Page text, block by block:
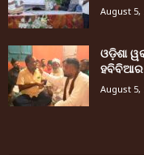
August 5,
ଓଡ଼ିଶା
ହବିବିଆର
August 5,